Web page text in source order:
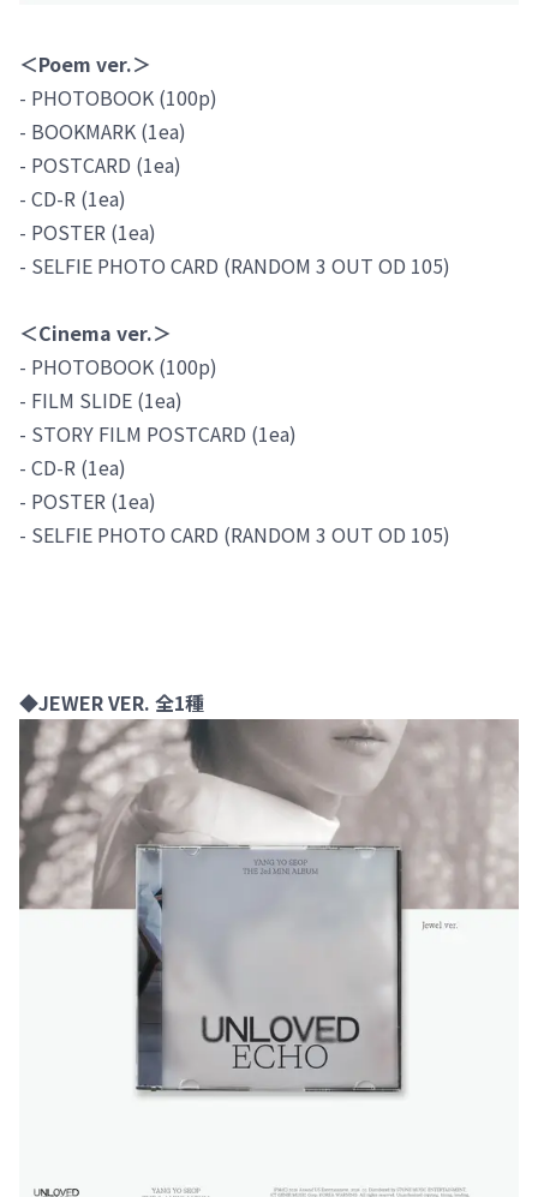
＜Poem ver.＞
- PHOTOBOOK (100p)
- BOOKMARK (1ea)
- POSTCARD (1ea)
- CD-R (1ea)
- POSTER (1ea)
- SELFIE PHOTO CARD (RANDOM 3 OUT OD 105)
＜Cinema ver.＞
- PHOTOBOOK (100p)
- FILM SLIDE (1ea)
- STORY FILM POSTCARD (1ea)
- CD-R (1ea)
- POSTER (1ea)
- SELFIE PHOTO CARD (RANDOM 3 OUT OD 105)
◆JEWER VER. 全1種